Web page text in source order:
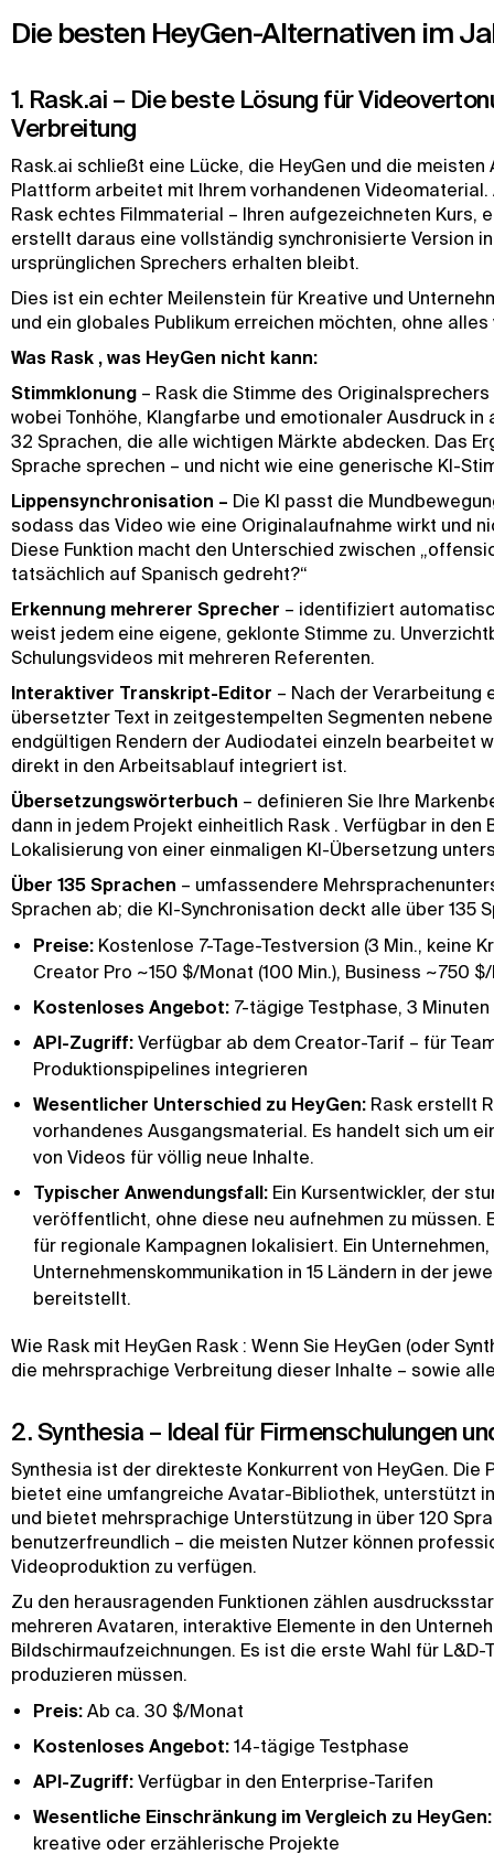
Die besten HeyGen-Alternativen im
1. Rask.ai – Die beste Lösung für
Verbreitung
Rask.ai schließt eine Lücke, die HeyGen und die
Plattform arbeitet mit Ihrem vorhandenen
Rask echtes Filmmaterial – Ihren aufgezeichneten Kurs,
erstellt daraus eine vollständig synchronisierte Version
ursprünglichen Sprechers erhalten bleibt.
Dies ist ein echter Meilenstein für Kreative und
und ein globales Publikum erreichen möchten, ohne
Was Rask , was HeyGen nicht kann:
Stimmklonung – Rask die Stimme des
wobei Tonhöhe, Klangfarbe und emotionaler Ausdruck
32 Sprachen, die alle wichtigen Märkte abdecken. Das
Sprache sprechen – und nicht wie eine generische KI-
Lippensynchronisation – Die KI passt die
sodass das Video wie eine Originalaufnahme wirkt und
Diese Funktion macht den Unterschied zwischen
tatsächlich auf Spanisch gedreht?“
Erkennung mehrerer Sprecher – identifiziert
weist jedem eine eigene, geklonte Stimme zu.
Schulungsvideos mit mehreren Referenten.
Interaktiver Transkript-Editor – Nach der Verarbeitung
übersetzter Text in zeitgestempelten Segmenten
endgültigen Rendern der Audiodatei einzeln bearbeitet
direkt in den Arbeitsablauf integriert ist.
Übersetzungswörterbuch – definieren Sie Ihre
dann in jedem Projekt einheitlich Rask . Verfügbar in
Lokalisierung von einer einmaligen KI-Übersetzung
Über 135 Sprachen – umfassendere
Sprachen ab; die KI-Synchronisation deckt alle über 135
Preise: Kostenlose 7-Tage-Testversion (3 Min., keine
Creator Pro ~150 $/Monat (100 Min.), Business ~750
Kostenloses Angebot: 7-tägige Testphase, 3
API-Zugriff: Verfügbar ab dem Creator-Tarif – für
Produktionspipelines integrieren
Wesentlicher Unterschied zu HeyGen: Rask erstellt
vorhandenes Ausgangsmaterial. Es handelt sich um
von Videos für völlig neue Inhalte.
Typischer Anwendungsfall: Ein Kursentwickler, der
veröffentlicht, ohne diese neu aufnehmen zu
für regionale Kampagnen lokalisiert. Ein
Unternehmenskommunikation in 15 Ländern in der
bereitstellt.
Wie Rask mit HeyGen Rask : Wenn Sie HeyGen (oder
die mehrsprachige Verbreitung dieser Inhalte – sowie
2. Synthesia – Ideal für Firmenschulungen
Synthesia ist der direkteste Konkurrent von HeyGen.
bietet eine umfangreiche Avatar-Bibliothek, unterstützt
und bietet mehrsprachige Unterstützung in über 120
benutzerfreundlich – die meisten Nutzer können
Videoproduktion zu verfügen.
Zu den herausragenden Funktionen zählen
mehreren Avataren, interaktive Elemente in den
Bildschirmaufzeichnungen. Es ist die erste Wahl für
produzieren müssen.
Preis: Ab ca. 30 $/Monat
Kostenloses Angebot: 14-tägige Testphase
API-Zugriff: Verfügbar in den Enterprise-Tarifen
Wesentliche Einschränkung im Vergleich zu HeyGen:
kreative oder erzählerische Projekte